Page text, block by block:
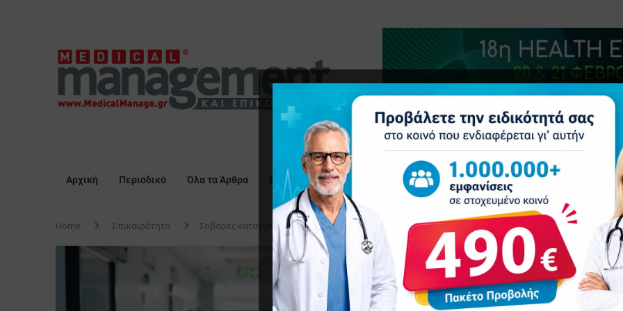
Αρχική Περιοδικό Όλα τα Άρθρα Επικαιρότητα Δελτία Τύπου Προβολή Ιατρού
Home Επικαιρότητα Σοβαρές καταγγελίες αγροτικών ιατρών για παράνομες εφημερίες στην Κεφαλονιά